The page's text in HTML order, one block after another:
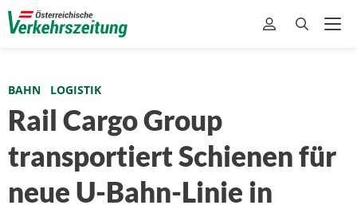
BAHN LOGISTIK
Rail Cargo Group
transportiert Schienen für
neue U-Bahn-Linie in